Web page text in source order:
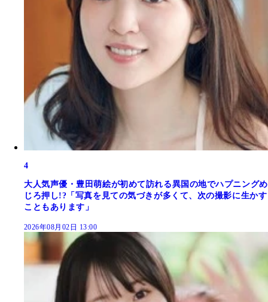
4
大人気声優・豊田萌絵が初めて訪れる異国の地でハプニングめ
じろ押し!?「写真を見ての気づきが多くて、次の撮影に生かす
こともあります」
2026年08月02日 13:00